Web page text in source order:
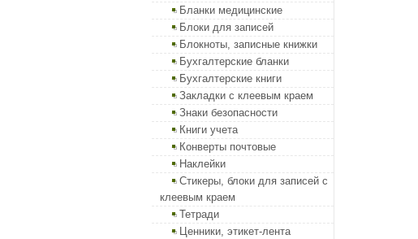
Бланки медицинские
Блоки для записей
Блокноты, записные книжки
Бухгалтерские бланки
Бухгалтерские книги
Закладки с клеевым краем
Знаки безопасности
Книги учета
Конверты почтовые
Наклейки
Стикеры, блоки для записей с
клеевым краем
Тетради
Ценники, этикет-лента